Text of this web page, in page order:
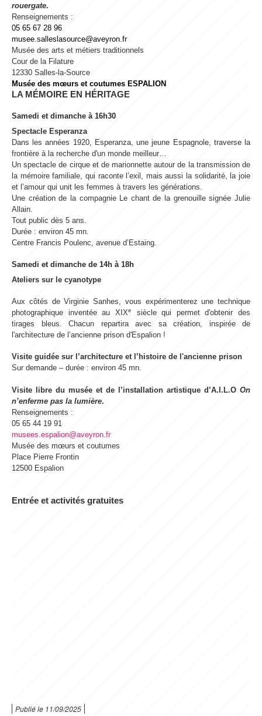
rouergate.
Renseignements :
05 65 67 28 96
musee.salleslasource@aveyron.fr
Musée des arts et métiers traditionnels
Cour de la Filature
12330 Salles-la-Source
Musée des mœurs et coutumes ESPALION
LA MÉMOIRE EN HÉRITAGE
Samedi et dimanche à 16h30
Spectacle Esperanza
Dans les années 1920, Esperanza, une jeune Espagnole, traverse la
frontière à la recherche d'un monde meilleur…
Un spectacle de cirque et de marionnette autour de la transmission de
la mémoire familiale, qui raconte l’exil, mais aussi la solidarité, la joie
et l’amour qui unit les femmes à travers les générations.
Une création de la compagnie Le chant de la grenouille signée Julie
Allain.
Tout public dès 5 ans.
Durée : environ 45 mn.
Centre Francis Poulenc, avenue d’Estaing.
Samedi et dimanche de 14h à 18h
Ateliers sur le cyanotype
Aux côtés de Virginie Sanhes, vous expérimenterez une technique
photographique inventée au XIXe
siècle qui permet d'obtenir des
tirages bleus. Chacun repartira avec sa création, inspirée de
l'architecture de l’ancienne prison d'Espalion !
Visite guidée sur l’architecture et l’histoire de l'ancienne prison
Sur demande – durée : environ 45 mn.
Visite libre du musée et de l’installation artistique d’A.I.L.O On
n’enferme pas la lumière.
Renseignements :
05 65 44 19 91
musees.espalion@aveyron.fr
Musée des mœurs et coutumes
Place Pierre Frontin
12500 Espalion
Entrée et activités gratuites
Publié le 11/09/2025